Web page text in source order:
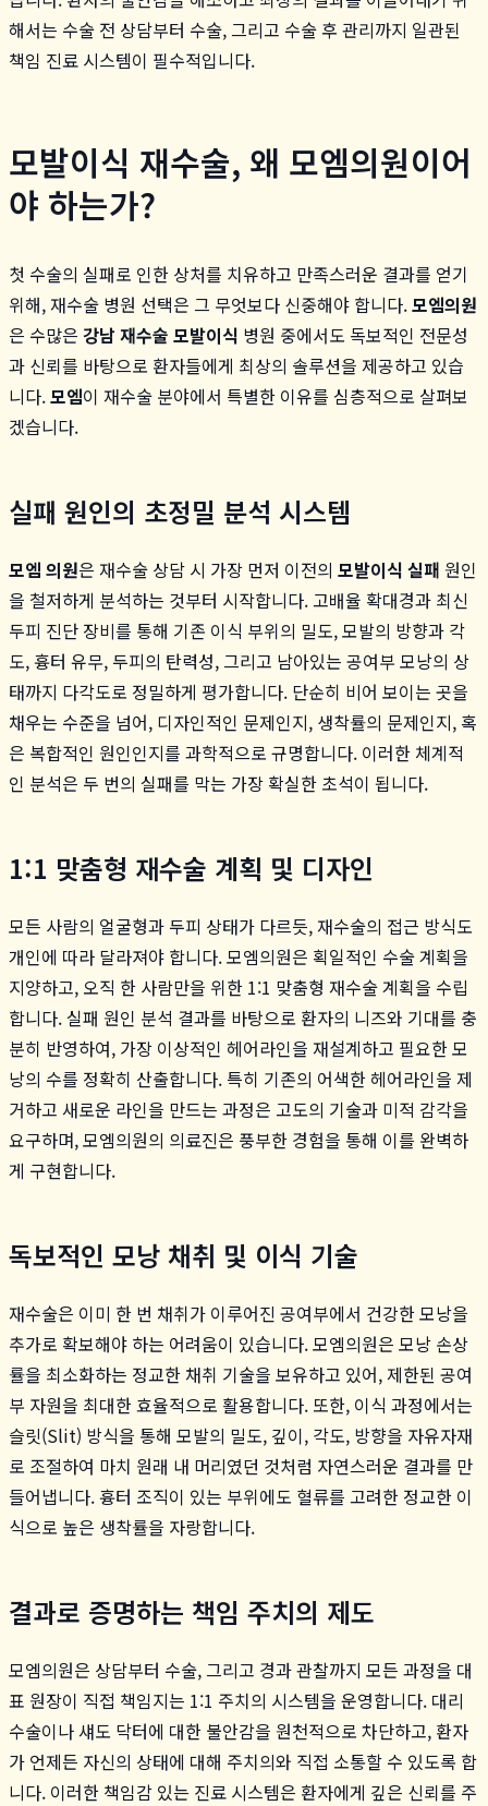
해서는 수술 전 상담부터 수술, 그리고 수술 후 관리까지 일관된
책임 진료 시스템이 필수적입니다.
모발이식 재수술, 왜 모엠의원이어
야 하는가?
첫 수술의 실패로 인한 상처를 치유하고 만족스러운 결과를 얻기
위해, 재수술 병원 선택은 그 무엇보다 신중해야 합니다.모엠의원
은 수많은 강남 재수술 모발이식 병원 중에서도 독보적인 전문성
과 신뢰를 바탕으로 환자들에게 최상의 솔루션을 제공하고 있습
니다.모엠이 재수술 분야에서 특별한 이유를 심층적으로 살펴보
겠습니다.
실패 원인의 초정밀 분석 시스템
모엠 의원은 재수술 상담 시 가장 먼저 이전의 모발이식 실패 원인
을 철저하게 분석하는 것부터 시작합니다. 고배율 확대경과 최신
두피 진단 장비를 통해 기존 이식 부위의 밀도, 모발의 방향과 각
도, 흉터 유무, 두피의 탄력성, 그리고 남아있는 공여부 모낭의 상
태까지 다각도로 정밀하게 평가합니다. 단순히 비어 보이는 곳을
채우는 수준을 넘어, 디자인적인 문제인지, 생착률의 문제인지, 혹
은 복합적인 원인인지를 과학적으로 규명합니다. 이러한 체계적
인 분석은 두 번의 실패를 막는 가장 확실한 초석이 됩니다.
1:1 맞춤형 재수술 계획 및 디자인
모든 사람의 얼굴형과 두피 상태가 다르듯, 재수술의 접근 방식도
개인에 따라 달라져야 합니다. 모엠의원은 획일적인 수술 계획을
지양하고, 오직 한 사람만을 위한 1:1 맞춤형 재수술 계획을 수립
합니다. 실패 원인 분석 결과를 바탕으로 환자의 니즈와 기대를 충
분히 반영하여, 가장 이상적인 헤어라인을 재설계하고 필요한 모
낭의 수를 정확히 산출합니다. 특히 기존의 어색한 헤어라인을 제
거하고 새로운 라인을 만드는 과정은 고도의 기술과 미적 감각을
요구하며, 모엠의원의 의료진은 풍부한 경험을 통해 이를 완벽하
게 구현합니다.
독보적인 모낭 채취 및 이식 기술
재수술은 이미 한 번 채취가 이루어진 공여부에서 건강한 모낭을
추가로 확보해야 하는 어려움이 있습니다. 모엠의원은 모낭 손상
률을 최소화하는 정교한 채취 기술을 보유하고 있어, 제한된 공여
부 자원을 최대한 효율적으로 활용합니다. 또한, 이식 과정에서는
슬릿(Slit) 방식을 통해 모발의 밀도, 깊이, 각도, 방향을 자유자재
로 조절하여 마치 원래 내 머리였던 것처럼 자연스러운 결과를 만
들어냅니다. 흉터 조직이 있는 부위에도 혈류를 고려한 정교한 이
식으로 높은 생착률을 자랑합니다.
결과로 증명하는 책임 주치의 제도
모엠의원은 상담부터 수술, 그리고 경과 관찰까지 모든 과정을 대
표 원장이 직접 책임지는 1:1 주치의 시스템을 운영합니다. 대리
수술이나 섀도 닥터에 대한 불안감을 원천적으로 차단하고, 환자
가 언제든 자신의 상태에 대해 주치의와 직접 소통할 수 있도록 합
니다. 이러한 책임감 있는 진료 시스템은 환자에게 깊은 신뢰를 주